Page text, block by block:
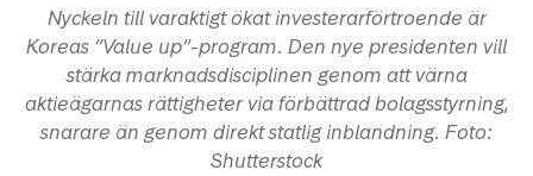
Nyckeln till varaktigt ökat investerarförtroende är
Koreas ”Value up”-program. Den nye presidenten vill
stärka marknadsdisciplinen genom att värna
aktieägarnas rättigheter via förbättrad bolagsstyrning,
snarare än genom direkt statlig inblandning. Foto:
Shutterstock